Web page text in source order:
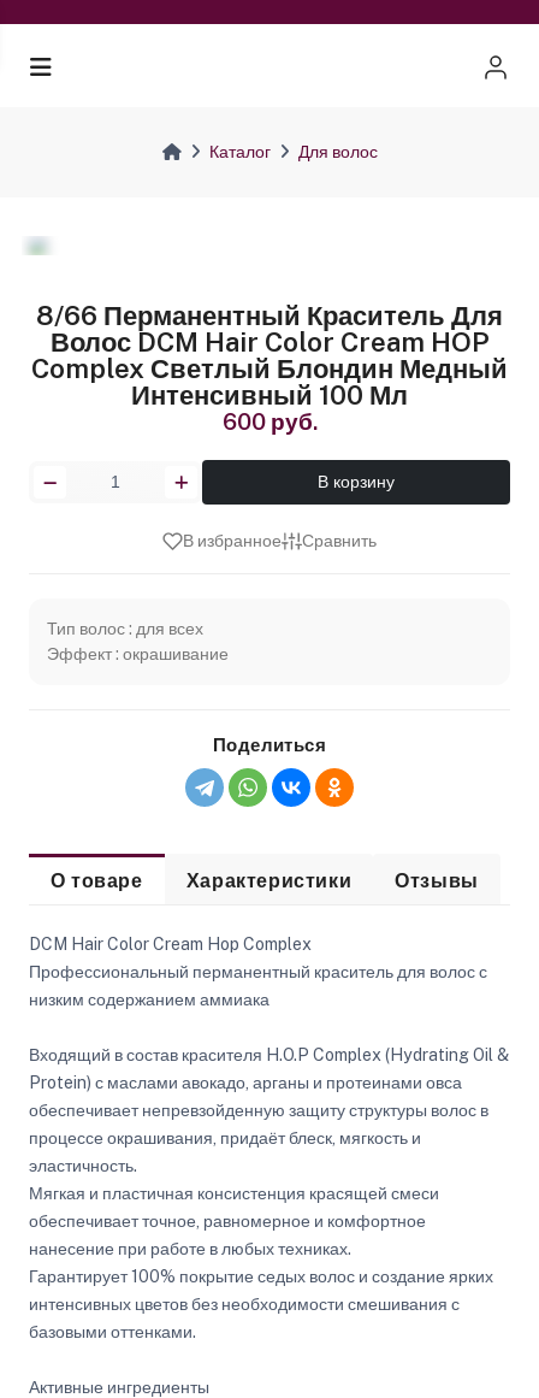
Каталог Для волос
8/66 Перманентный Краситель Для
Волос DCM Hair Color Cream HOP
Complex Светлый Блондин Медный
Интенсивный 100 Мл
600 руб.
В корзину
В избранное Сравнить
Тип волос : для всех
Эффект : окрашивание
Поделиться
О товаре Характеристики Отзывы
DCM Hair Color Cream Hop Complex
Профессиональный перманентный краситель для волос с
низким содержанием аммиака
Входящий в состав красителя H.O.P Complex (Hydrating Oil &
Protein) с маслами авокадо, арганы и протеинами овса
обеспечивает непревзойденную защиту структуры волос в
процессе окрашивания, придаёт блеск, мягкость и
эластичность.
Мягкая и пластичная консистенция красящей смеси
обеспечивает точное, равномерное и комфортное
нанесение при работе в любых техниках.
Гарантирует 100% покрытие седых волос и создание ярких
интенсивных цветов без необходимости смешивания с
базовыми оттенками.
Активные ингредиенты